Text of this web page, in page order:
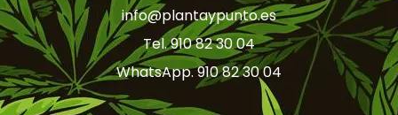
info@plantaypunto.es
Tel. 910 82 30 04
WhatsApp. 910 82 30 04